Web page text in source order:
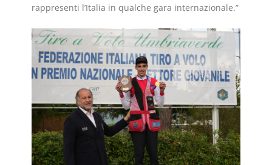
rappresenti l’Italia in qualche gara internazionale.”